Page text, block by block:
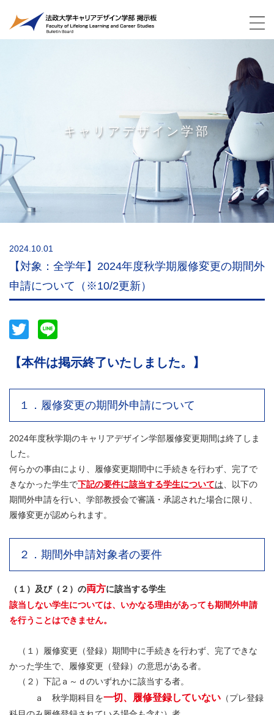
キャリアデザイン学部
2024.10.01
【対象：全学年】2024年度秋学期履修変更の期間外
申請について（※10/2更新）
Twitter
【本件は掲示終了いたしました。】
１．履修変更の期間外申請について
2024年度秋学期のキャリアデザイン学部履修変更期間は終了しま
した。
何らかの事由により、履修変更期間中に手続きを行わず、完了で
きなかった学生で下記の要件に該当する学生については 、以下の
期間外申請を行い、学部教授会で審議・承認された場合に限り、
履修変更が認められます。
２．期間外申請対象者の要件
（１）及び（２）の両方に該当する学生
該当しない学生については、いかなる理由があっても期間外申請
を行うことはできません。
（１）履修変更（登録）期間中に手続きを行わず、完了できな
かった学生で、履修変更（登録）の意思がある者。
（２）下記ａ～ｄのいずれかに該当する者。
ａ 秋学期科目を一切、履修登録していない （プレ登録